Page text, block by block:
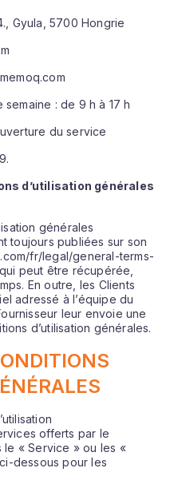
Gyula, 5700 Hongrie
: de 9 h à 17 h
du service
d’utilisation générales
générales
toujours publiées sur son
fr/legal/general-terms-
peut être récupérée,
En outre, les Clients
adressé à l’équipe du
leur envoie une
d’utilisation générales.
offerts par le
le « Service » ou les «
dessous pour les